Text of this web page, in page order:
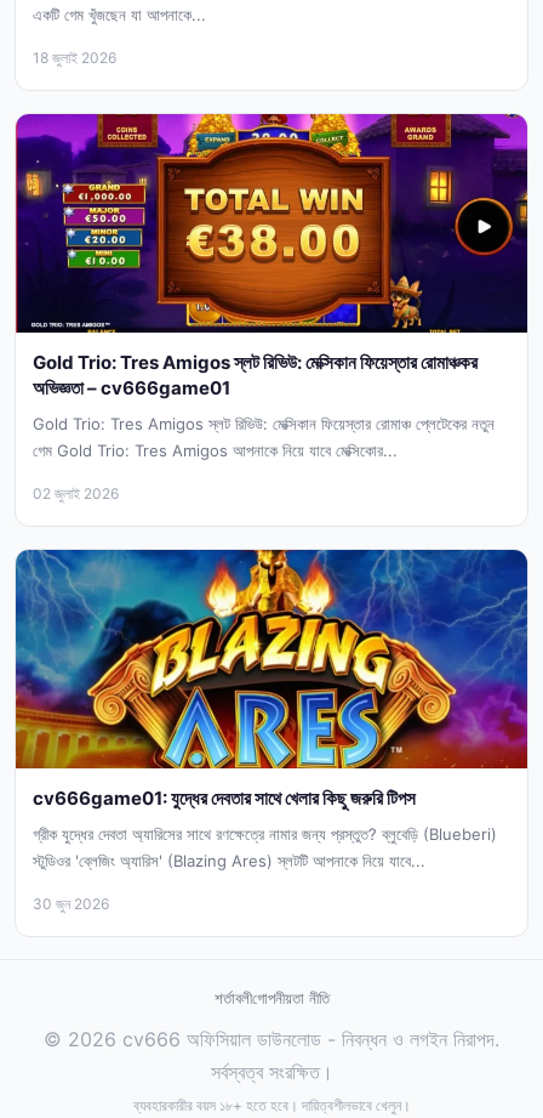
একটি গেম খুঁজছেন যা আপনাকে...
18 জুলাই 2026
Gold Trio: Tres Amigos স্লট রিভিউ: মেক্সিকান ফিয়েস্তার রোমাঞ্চকর
অভিজ্ঞতা – cv666game01
Gold Trio: Tres Amigos স্লট রিভিউ: মেক্সিকান ফিয়েস্তার রোমাঞ্চ প্লেটেকের নতুন
গেম Gold Trio: Tres Amigos আপনাকে নিয়ে যাবে মেক্সিকোর...
02 জুলাই 2026
cv666game01: যুদ্ধের দেবতার সাথে খেলার কিছু জরুরি টিপস
গ্রীক যুদ্ধের দেবতা অ্যারিসের সাথে রণক্ষেত্রে নামার জন্য প্রস্তুত? ব্লুবেড়ি (Blueberi)
স্টুডিওর 'ব্লেজিং অ্যারিস' (Blazing Ares) স্লটটি আপনাকে নিয়ে যাবে...
30 জুন 2026
শর্তাবলীগোপনীয়তা নীতি
© 2026 cv666 অফিসিয়াল ডাউনলোড - নিবন্ধন ও লগইন নিরাপদ.
সর্বস্বত্ব সংরক্ষিত।
ব্যবহারকারীর বয়স ১৮+ হতে হবে। দায়িত্বশীলভাবে খেলুন।